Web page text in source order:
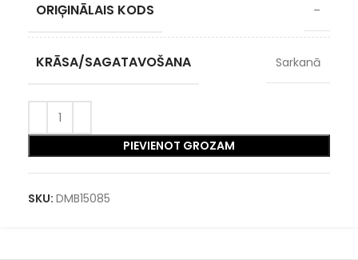
ORIĢINĀLAIS KODS –
KRĀSA/SAGATAVOŠANA Sarkanā
PIEVIENOT GROZAM
SKU: DMB15085